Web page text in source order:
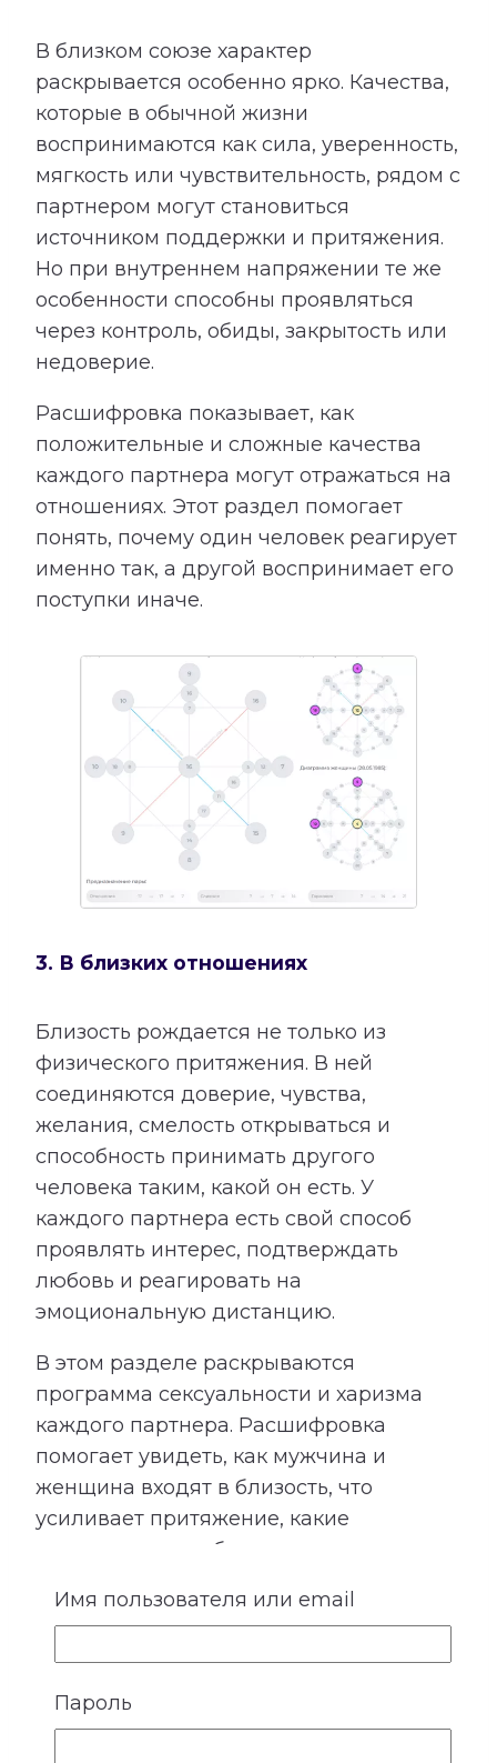
В близком союзе характер
раскрывается особенно ярко. Качества,
которые в обычной жизни
воспринимаются как сила, уверенность,
мягкость или чувствительность, рядом с
партнером могут становиться
источником поддержки и притяжения.
Но при внутреннем напряжении те же
особенности способны проявляться
через контроль, обиды, закрытость или
недоверие.
Расшифровка показывает, как
положительные и сложные качества
каждого партнера могут отражаться на
отношениях. Этот раздел помогает
понять, почему один человек реагирует
именно так, а другой воспринимает его
поступки иначе.
3. В близких отношениях
Близость рождается не только из
физического притяжения. В ней
соединяются доверие, чувства,
желания, смелость открываться и
способность принимать другого
человека таким, какой он есть. У
каждого партнера есть свой способ
проявлять интерес, подтверждать
любовь и реагировать на
эмоциональную дистанцию.
В этом разделе раскрываются
программа сексуальности и харизма
каждого партнера. Расшифровка
помогает увидеть, как мужчина и
женщина входят в близость, что
усиливает притяжение, какие
ожидания могут быть невысказанными
относиться к границам друг друга.
Имя пользователя или email
Пароль